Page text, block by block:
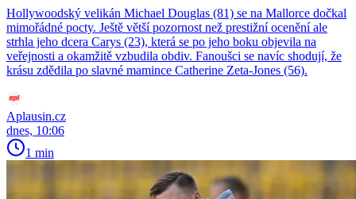
Hollywoodský velikán Michael Douglas (81) se na Mallorce dočkal
mimořádné pocty. Ještě větší pozornost než prestižní ocenění ale
strhla jeho dcera Carys (23), která se po jeho boku objevila na
veřejnosti a okamžitě vzbudila obdiv. Fanoušci se navíc shodují, že
krásu zdědila po slavné mamince Catherine Zeta-Jones (56).
Aplausin.cz
dnes, 10:06
1 min